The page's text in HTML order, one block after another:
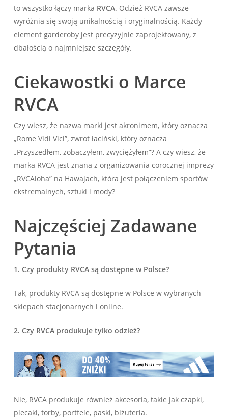
to wszystko łączy marka RVCA. Odzież RVCA zawsze
wyróżnia się swoją unikalnością i oryginalnością. Każdy
element garderoby jest precyzyjnie zaprojektowany, z
dbałością o najmniejsze szczegóły.
Ciekawostki o Marce
RVCA
Czy wiesz, że nazwa marki jest akronimem, który oznacza
„Rome Vidi Vici”, zwrot łaciński, który oznacza
„Przyszedłem, zobaczyłem, zwyciężyłem”? A czy wiesz, że
marka RVCA jest znana z organizowania corocznej imprezy
„RVCAloha” na Hawajach, która jest połączeniem sportów
ekstremalnych, sztuki i mody?
Najczęściej Zadawane
Pytania
1. Czy produkty RVCA są dostępne w Polsce?
Tak, produkty RVCA są dostępne w Polsce w wybranych
sklepach stacjonarnych i online.
2. Czy RVCA produkuje tylko odzież?
Nie, RVCA produkuje również akcesoria, takie jak czapki,
plecaki, torby, portfele, paski, biżuteria.